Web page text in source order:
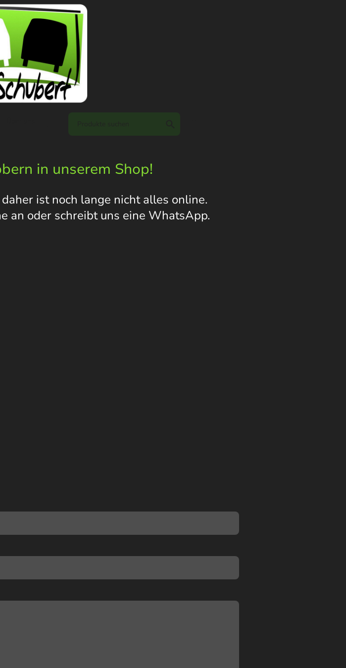
in unserem Shop!
ist noch lange nicht alles online.
an oder schreibt uns eine WhatsApp.